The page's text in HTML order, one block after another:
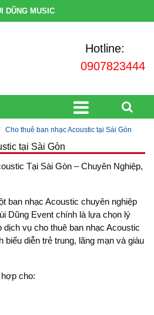
DŨNG MUSIC
Hotline:
0907823444
Cho thuê ban nhạc Acoustic tại Sài Gòn
tại Sài Gòn
Tại Sài Gòn – Chuyên Nghiệp,
ban nhạc Acoustic chuyên nghiệp
Dũng Event chính là lựa chọn lý
vụ cho thuê ban nhạc Acoustic
biểu diễn trẻ trung, lãng mạn và giàu
cho: